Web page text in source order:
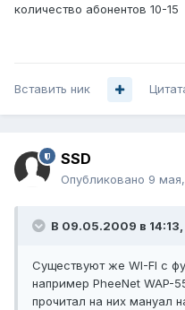
количество абонентов 10-15
Вставить ник
SSD
Опубликовано 9
В 09.05.2009 в 14:13,
Существуют же WI-FI с
например PheeNet WAP-
прочитал на них мануал